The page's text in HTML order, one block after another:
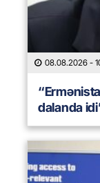
08.08.2026 -
dalanda